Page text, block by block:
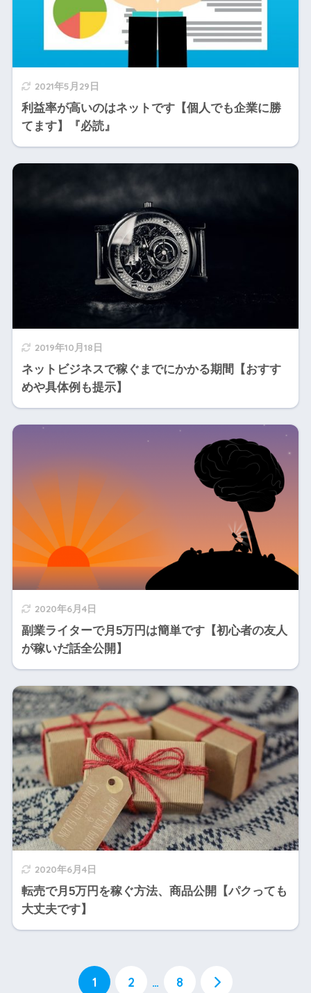
2021年5月29日
利益率が高いのはネットです【個人でも企業に勝
てます】『必読』
2019年10月18日
ネットビジネスで稼ぐまでにかかる期間【おすす
めや具体例も提示】
2020年6月4日
副業ライターで月5万円は簡単です【初心者の友人
が稼いだ話全公開】
2020年6月4日
転売で月5万円を稼ぐ方法、商品公開【パクっても
大丈夫です】
1 2 … 8